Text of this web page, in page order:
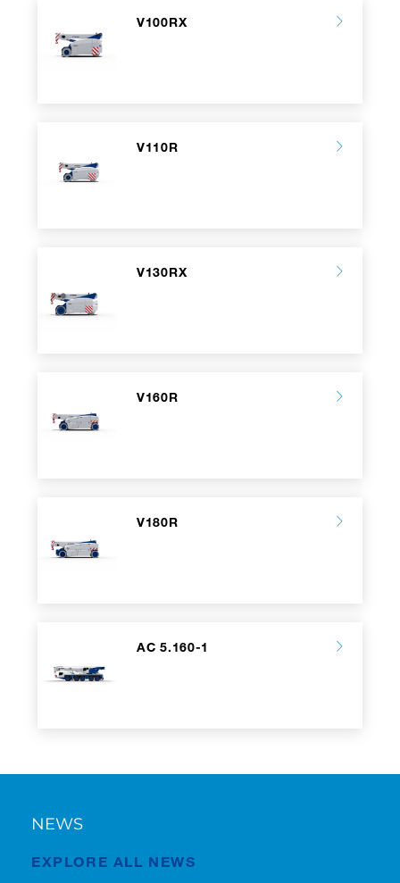
V100RX
V110R
V130RX
V160R
V180R
AC 5.160-1
NEWS
EXPLORE ALL NEWS